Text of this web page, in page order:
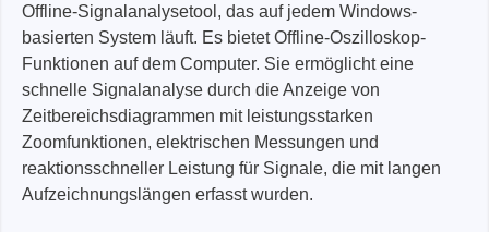
Offline-Signalanalysetool, das auf jedem Windows-
basierten System läuft. Es bietet Offline-Oszilloskop-
Funktionen auf dem Computer. Sie ermöglicht eine
schnelle Signalanalyse durch die Anzeige von
Zeitbereichsdiagrammen mit leistungsstarken
Zoomfunktionen, elektrischen Messungen und
reaktionsschneller Leistung für Signale, die mit langen
Aufzeichnungslängen erfasst wurden.